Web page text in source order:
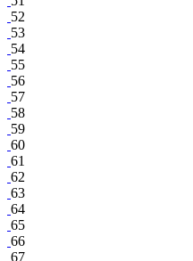
52
53
54
55
56
57
58
59
60
61
62
63
64
65
66
67